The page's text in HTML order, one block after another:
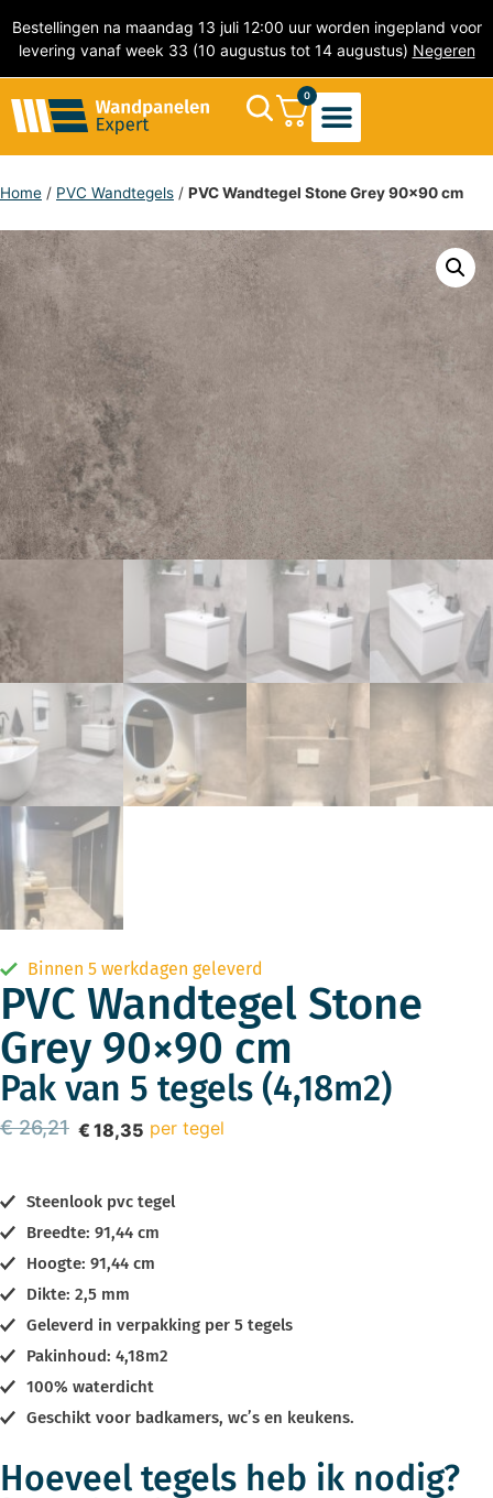
Bestellingen na maandag 13 juli 12:00 uur worden ingepland voor
levering vanaf week 33 (10 augustus tot 14 augustus) Negeren
0
Home / PVC Wandtegels / PVC Wandtegel Stone Grey 90×90 cm
Binnen 5 werkdagen geleverd
PVC Wandtegel Stone
Grey 90×90 cm
Pak van 5 tegels (4,18m2)
€26,21 € 18,35 per tegel
Steenlook pvc tegel
Breedte: 91,44 cm
Hoogte: 91,44 cm
Dikte: 2,5 mm
Geleverd in verpakking per 5 tegels
Pakinhoud: 4,18m2
100% waterdicht
Geschikt voor badkamers, wc’s en keukens.
Hoeveel tegels heb ik nodig?